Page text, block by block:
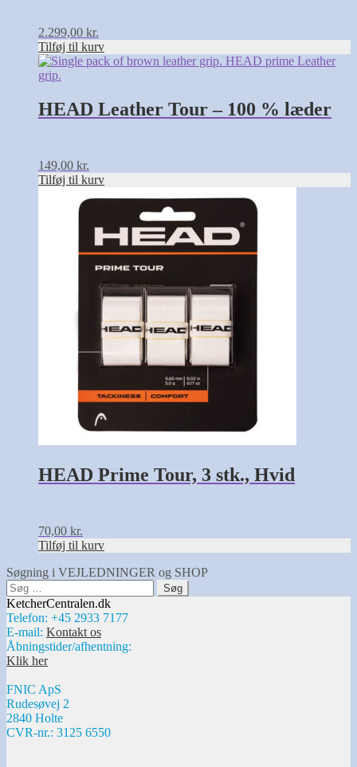
2.299,00 kr.
Tilføj til kurv
HEAD Leather Tour – 100 % læder
149,00 kr.
Tilføj til kurv
HEAD Prime Tour, 3 stk., Hvid
70,00 kr.
Tilføj til kurv
Søgning i VEJLEDNINGER og SHOP
Søg
efter:
KetcherCentralen.dk
Telefon: +45 2933 7177
E-mail: Kontakt os
Åbningstider/afhentning:
Klik her
FNIC ApS
Rudesøvej 2
2840 Holte
CVR-nr.: 3125 6550